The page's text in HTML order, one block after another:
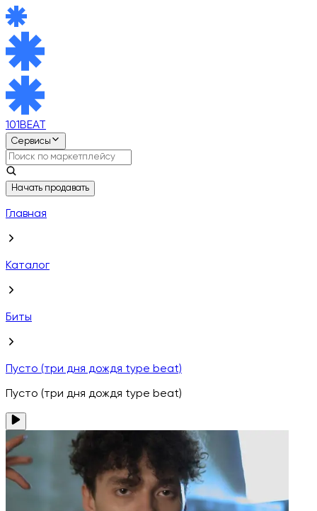
101BEAT
Сервисы
Начать продавать
Главная
Каталог
Биты
Пусто (три дня дождя type beat)
Пусто (три дня дождя type beat)